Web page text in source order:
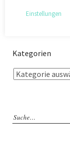
Kategorien
Einstellungen